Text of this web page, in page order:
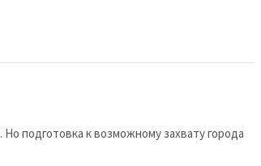
подготовка к возможному захвату города